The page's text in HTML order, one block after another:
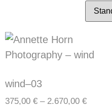
wind–03
375,00 € – 2.670,00 €